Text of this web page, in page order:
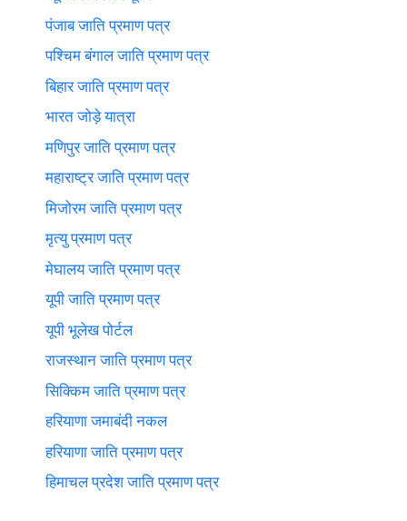
पंजाब जाति प्रमाण पत्र
पश्चिम बंगाल जाति प्रमाण पत्र
बिहार जाति प्रमाण पत्र
भारत जोड़े यात्रा
मणिपुर जाति प्रमाण पत्र
महाराष्ट्र जाति प्रमाण पत्र
मिजोरम जाति प्रमाण पत्र
मृत्यु प्रमाण पत्र
मेघालय जाति प्रमाण पत्र
यूपी जाति प्रमाण पत्र
यूपी भूलेख पोर्टल
राजस्थान जाति प्रमाण पत्र
सिक्किम जाति प्रमाण पत्र
हरियाणा जमाबंदी नकल
हरियाणा जाति प्रमाण पत्र
हिमाचल प्रदेश जाति प्रमाण पत्र